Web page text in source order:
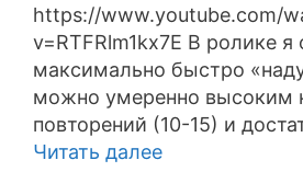
https://www.youtube.com/
v=RTFRlm1kx7E В ролике я
максимально быстро
можно умеренно высоким
повторений (10-15) и
Читать далее